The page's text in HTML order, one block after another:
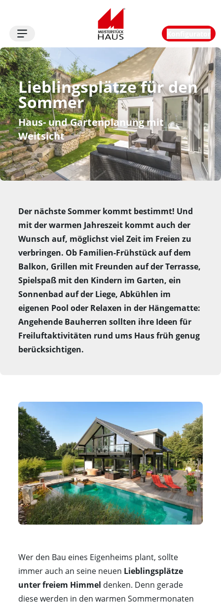
Logo
Lieblingsplätze für den
Sommer
Haus- und Gartenplanung mit
Weitsicht
Der nächste Sommer kommt bestimmt! Und
mit der warmen Jahreszeit kommt auch der
Wunsch auf, möglichst viel Zeit im Freien zu
verbringen. Ob Familien-Frühstück auf dem
Balkon, Grillen mit Freunden auf der Terrasse,
Spielspaß mit den Kindern im Garten, ein
Sonnenbad auf der Liege, Abkühlen im
eigenen Pool oder Relaxen in der Hängematte:
Angehende Bauherren sollten ihre Ideen für
Freiluftaktivitäten rund ums Haus früh genug
berücksichtigen.
Wer den Bau eines Eigenheims plant, sollte
immer auch an seine neuen Lieblingsplätze
unter freiem Himmel denken. Denn gerade
diese werden in den warmen Sommermonaten